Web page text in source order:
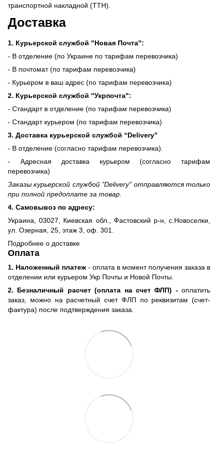
транспортной накладной (ТТН).
Доставка
1. Курьерской службой "Новая Почта":
- В отделение (по Украине по тарифам перевозчика)
- В почтомат (по тарифам перевозчика)
- Курьером в ваш адрес (по тарифам перевозчика)
2. Курьерской службой "Укрпочта":
- Стандарт в отделение (по тарифам перевозчика)
- Стандарт курьером (по тарифам перевозчика)
3. Доставка курьерской службой “Delivery”
- В отделение (согласно тарифам перевозчика).
- Адресная доставка курьером (согласно тарифам
перевозчика)
Заказы курьерской службой "Delivery" отправляются только
при полной предоплате за товар.
4. Самовывоз по адресу:
Украина, 03027, Киевская обл., Фастовский р-н, с.Новоселки,
ул. Озерная, 25, этаж 3, оф. 301.
Подробнее о доставке
Оплата
1. Наложенный платеж - оплата в момент получения заказа в
отделении или курьером Укр Почты и Новой Почты.
2. Безналичный расчет (оплата на счет ФЛП) -оплатить
заказ, можно на расчетный счет ФЛП по реквизитам (счет-
фактура) после подтверждения заказа.